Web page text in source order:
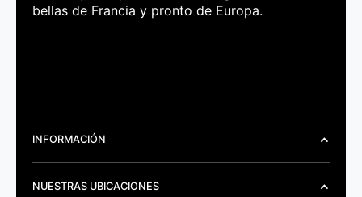
bellas de Francia y pronto de Europa.
INFORMACIÓN
NUESTRAS UBICACIONES